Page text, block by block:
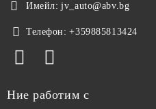
Имейл: jv_auto@abv.bg
Телефон: +359885813424
Ние работим с